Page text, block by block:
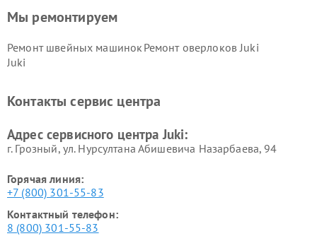
Мы ремонтируем
Ремонт швейных машинок
Juki
Ремонт оверлоков Juki
Контакты сервис центра
Адрес сервисного центра Juki:
г. Грозный, ул. Нурсултана Абишевича Назарбаева, 94
Горячая линия:
+7 (800) 301-55-83
Контактный телефон:
8 (800) 301-55-83